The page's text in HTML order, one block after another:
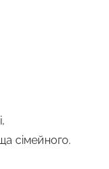
сімейного.